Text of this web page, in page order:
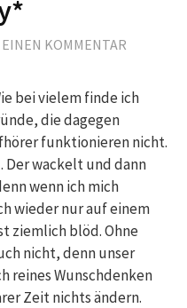
KOMMENTAR
bei vielem finde ich
die dagegen
funktionieren nicht.
Der wackelt und dann
wenn ich mich
wieder nur auf einem
ziemlich blöd. Ohne
nicht, denn unser
reines Wunschdenken
Zeit nichts ändern.